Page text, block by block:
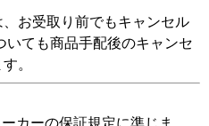
お受取り前でもキャンセル
いても商品手配後のキャンセ
。
カーの保証規定に準じま